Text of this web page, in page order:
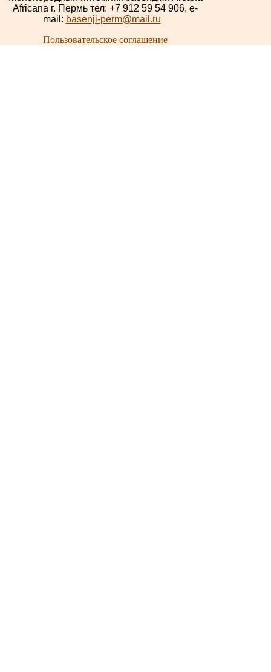
Africana г. Пермь тел: +7 912 59 54 906, e-
mail: basenji-perm@mail.ru
Пользовательское соглашение